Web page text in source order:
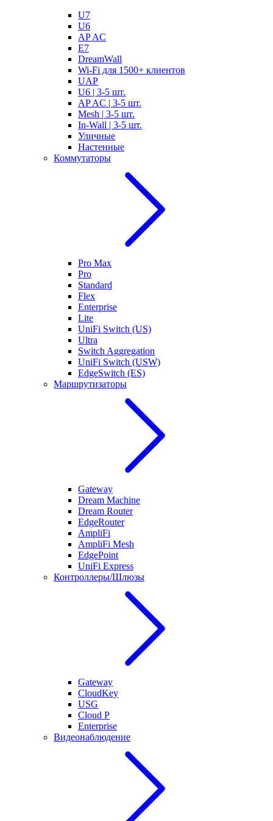
U7
U6
AP AC
E7
DreamWall
Wi-Fi для 1500+ клиентов
UAP
U6 | 3-5 шт.
AP AC | 3-5 шт.
Mesh | 3-5 шт.
In-Wall | 3-5 шт.
Уличные
Настенные
Коммутаторы
Pro Max
Pro
Standard
Flex
Enterprise
Lite
UniFi Switch (US)
Ultra
Switch Aggregation
UniFi Switch (USW)
EdgeSwitch (ES)
Маршрутизаторы
Gateway
Dream Machine
Dream Router
EdgeRouter
AmpliFi
AmpliFi Mesh
EdgePoint
UniFi Express
Контроллеры/Шлюзы
Gateway
CloudKey
USG
Cloud P
Enterprise
Видеонаблюдение